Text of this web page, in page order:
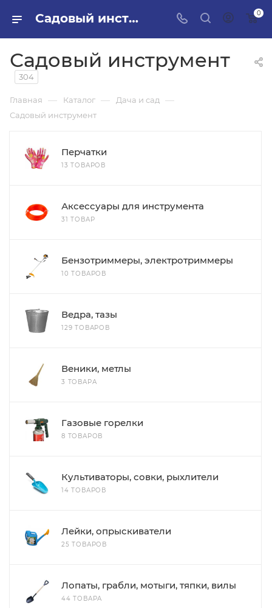
Садовый инструмент в ПИЛОН — купить стройматериалы в интернет-магазине ПИЛОН с доставкой оптом и в розницу 0
Садовый инструмент
304
Главная — Каталог — Дача и сад —
Садовый инструмент
Перчатки
13 ТОВАРОВ
Аксессуары для инструмента
31 ТОВАР
Бензотриммеры, электротриммеры
10 ТОВАРОВ
Ведра, тазы
129 ТОВАРОВ
Веники, метлы
3 ТОВАРА
Газовые горелки
8 ТОВАРОВ
Культиваторы, совки, рыхлители
14 ТОВАРОВ
Лейки, опрыскиватели
25 ТОВАРОВ
Лопаты, грабли, мотыги, тяпки, вилы
44 ТОВАРА